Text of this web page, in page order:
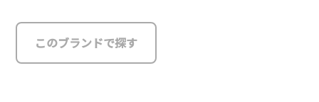
このブランドで探す